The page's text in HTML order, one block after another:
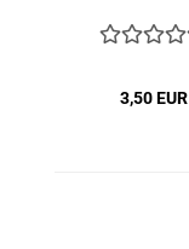
3,50 EUR